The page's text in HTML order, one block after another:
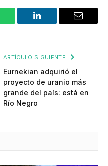
LinkedIn Email
ARTÍCULO SIGUIENTE
Eurnekian adquirió el
proyecto de uranio más
grande del país: está en
Río Negro